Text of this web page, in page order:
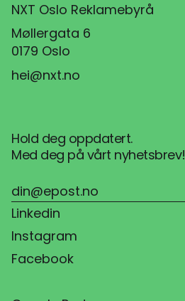
NXT Oslo Reklamebyrå
Møllergata 6
0179 Oslo
hei@nxt.no
Hold deg oppdatert.
Med deg på vårt nyhetsbrev!
Linkedin
Instagram
Facebook